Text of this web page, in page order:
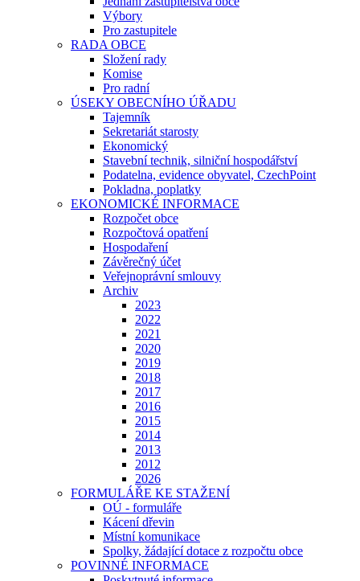
Výbory
Pro zastupitele
RADA OBCE
Složení rady
Komise
Pro radní
ÚSEKY OBECNÍHO ÚŘADU
Tajemník
Sekretariát starosty
Ekonomický
Stavební technik, silniční hospodářství
Podatelna, evidence obyvatel, CzechPoint
Pokladna, poplatky
EKONOMICKÉ INFORMACE
Rozpočet obce
Rozpočtová opatření
Hospodaření
Závěrečný účet
Veřejnoprávní smlouvy
Archiv
2023
2022
2021
2020
2019
2018
2017
2016
2015
2014
2013
2012
2026
FORMULÁŘE KE STAŽENÍ
OÚ - formuláře
Kácení dřevin
Místní komunikace
Spolky, žádající dotace z rozpočtu obce
POVINNÉ INFORMACE